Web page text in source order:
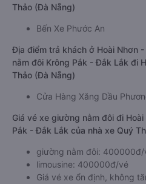
Thảo (Đà Nẵng)
Bến Xe Phước An
Địa điểm trả khách ở Hoài Nhơn
nằm đôi Krông Pắk - Đắk Lắk đi
Thảo (Đà Nẵng)
Cửa Hàng Xăng Dầu
Giá vé xe giường nằm đôi đi
Pắk - Đắk Lắk của nhà xe Quý
giường nằm đôi: 400000đ/
limousine: 400000đ/vé
Giá vé xe ổn định, không